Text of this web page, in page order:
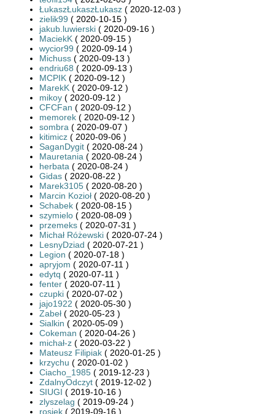
ŁukaszŁukaszŁukasz ( 2020-12-03 )
zielik99 ( 2020-10-15 )
jakub.luwierski ( 2020-09-16 )
MaciekK ( 2020-09-15 )
wycior99 ( 2020-09-14 )
Michuss ( 2020-09-13 )
endriu68 ( 2020-09-13 )
MCPIK ( 2020-09-12 )
MarekK ( 2020-09-12 )
mikoy ( 2020-09-12 )
CFCFan ( 2020-09-12 )
memorek ( 2020-09-12 )
sombra ( 2020-09-07 )
kitimicz ( 2020-09-06 )
SaganDygit ( 2020-08-24 )
Mauretania ( 2020-08-24 )
herbata ( 2020-08-24 )
Gidas ( 2020-08-22 )
Marek3105 ( 2020-08-20 )
Marcin Kozioł ( 2020-08-20 )
Schabek ( 2020-08-15 )
szymielo ( 2020-08-09 )
przemeks ( 2020-07-31 )
Michał Różewski ( 2020-07-24 )
LesnyDziad ( 2020-07-21 )
Legion ( 2020-07-18 )
apryjom ( 2020-07-11 )
edytq ( 2020-07-11 )
fenter ( 2020-07-11 )
czupki ( 2020-07-02 )
jajo1922 ( 2020-05-30 )
Zabeł ( 2020-05-23 )
Sialkin ( 2020-05-09 )
Cokeman ( 2020-04-26 )
michał-z ( 2020-03-22 )
Mateusz Filipiak ( 2020-01-25 )
krzychu ( 2020-01-02 )
Ciacho_1985 ( 2019-12-23 )
ZdalnyOdczyt ( 2019-12-02 )
SIUGI ( 2019-10-16 )
zlyszelag ( 2019-09-24 )
rosiek ( 2019-09-16 )